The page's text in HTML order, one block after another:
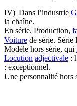
IV) Dans l’industrie
la chaîne.
En série. Production,
Voiture de série. Série
Modèle hors série, qui
Locution adjectivale :
: exceptionnel.
Une personnalité hors